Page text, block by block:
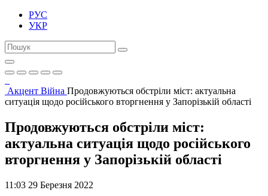
РУС
УКР
Акцент Війна Продовжуються обстріли міст: актуальна
ситуація щодо російського вторгнення у Запорізькій області
Продовжуються обстріли міст:
актуальна ситуація щодо російського
вторгнення у Запорізькій області
11:03 29 Березня 2022